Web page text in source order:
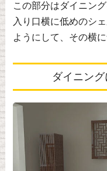
この部分はダイニング
入り口横に低めのシ
ようにして、その横
ダイニン